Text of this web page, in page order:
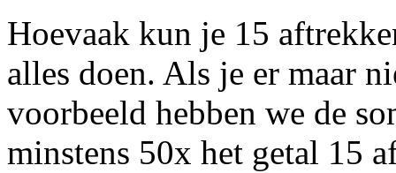
Hoevaak kun je 15
alles doen. Als je er maar
voorbeeld hebben we de
minstens 50x het getal 15